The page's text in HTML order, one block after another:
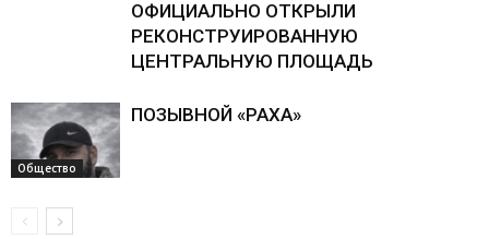
ОФИЦИАЛЬНО ОТКРЫЛИ
РЕКОНСТРУИРОВАННУЮ
ЦЕНТРАЛЬНУЮ ПЛОЩАДЬ
Общество
ПОЗЫВНОЙ «РАХА»